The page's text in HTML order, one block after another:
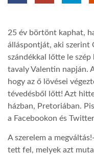
TROPICALMAGAZIN
GLOBOTV
AFRIKA TUDÁSTÁR
A NAP SZÉPE
25 év börtönt kaphat,
álláspontját, aki szerint
szándékkal lőtte le
tavaly Valentin napján.
hogy az ő lövései
tévedésből lőtt! Azt
házban, Pretoriában.
a Facebookon és
A szerelem a
tett fel, melyek azt